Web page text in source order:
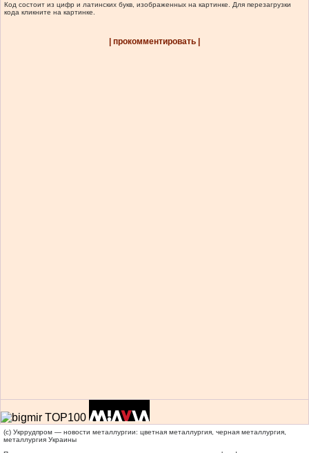
Код состоит из цифр и латинских букв, изображенных на картинке. Для перезагрузки
кода кликните на картинке.
| прокомментировать |
(c) Укррудпром — новости металлургии: цветная металлургия, черная металлургия,
металлургия Украины